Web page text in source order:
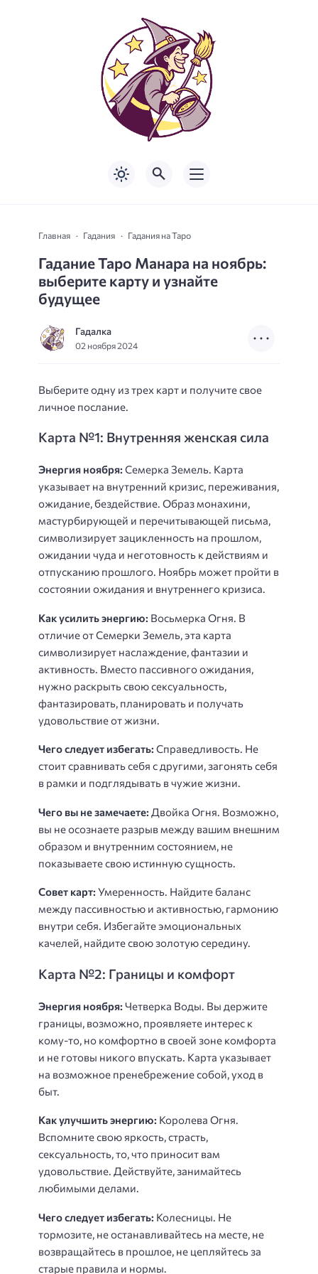
Главная Гадания Гадания на Таро
Гадание Таро Манара на ноябрь:
выберите карту и узнайте
будущее
Гадалка
02 ноября 2024
Выберите одну из трех карт и получите свое
личное послание.
Карта №1: Внутренняя женская сила
Энергия ноября: Семерка Земель. Карта
указывает на внутренний кризис, переживания,
ожидание, бездействие. Образ монахини,
мастурбирующей и перечитывающей письма,
символизирует зацикленность на прошлом,
ожидании чуда и неготовность к действиям и
отпусканию прошлого. Ноябрь может пройти в
состоянии ожидания и внутреннего кризиса.
Как усилить энергию: Восьмерка Огня. В
отличие от Семерки Земель, эта карта
символизирует наслаждение, фантазии и
активность. Вместо пассивного ожидания,
нужно раскрыть свою сексуальность,
фантазировать, планировать и получать
удовольствие от жизни.
Чего следует избегать: Справедливость. Не
стоит сравнивать себя с другими, загонять себя
в рамки и подглядывать в чужие жизни.
Чего вы не замечаете: Двойка Огня. Возможно,
вы не осознаете разрыв между вашим внешним
образом и внутренним состоянием, не
показываете свою истинную сущность.
Совет карт: Умеренность. Найдите баланс
между пассивностью и активностью, гармонию
внутри себя. Избегайте эмоциональных
качелей, найдите свою золотую середину.
Карта №2: Границы и комфорт
Энергия ноября: Четверка Воды. Вы держите
границы, возможно, проявляете интерес к
кому-то, но комфортно в своей зоне комфорта
и не готовы никого впускать. Карта указывает
на возможное пренебрежение собой, уход в
быт.
Как улучшить энергию: Королева Огня.
Вспомните свою яркость, страсть,
сексуальность, то, что приносит вам
удовольствие. Действуйте, занимайтесь
любимыми делами.
Чего следует избегать: Колесницы. Не
тормозите, не останавливайтесь на месте, не
возвращайтесь в прошлое, не цепляйтесь за
старые правила и нормы.